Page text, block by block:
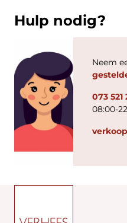
Hulp nodig?
Neem
073 521
08:00-